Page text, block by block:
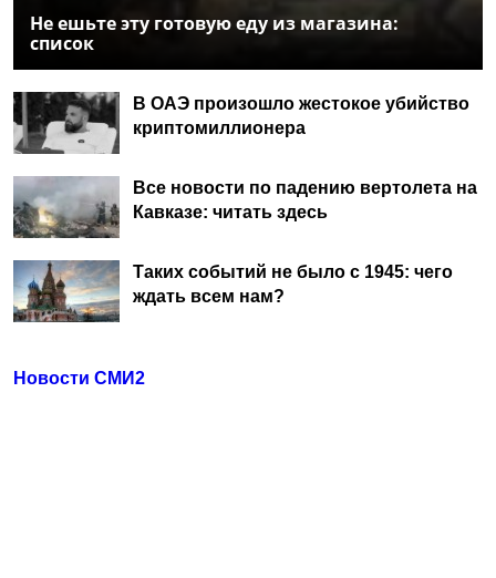
Не ешьте эту готовую еду из магазина:
список
В ОАЭ произошло жестокое убийство
криптомиллионера
Все новости по падению вертолета на
Кавказе: читать здесь
Таких событий не было с 1945: чего
ждать всем нам?
Новости СМИ2